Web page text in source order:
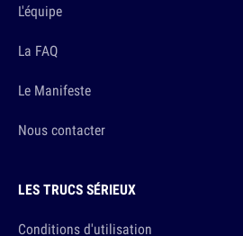
L'équipe
La FAQ
Le Manifeste
Nous contacter
LES TRUCS SÉRIEUX
Conditions d'utilisation